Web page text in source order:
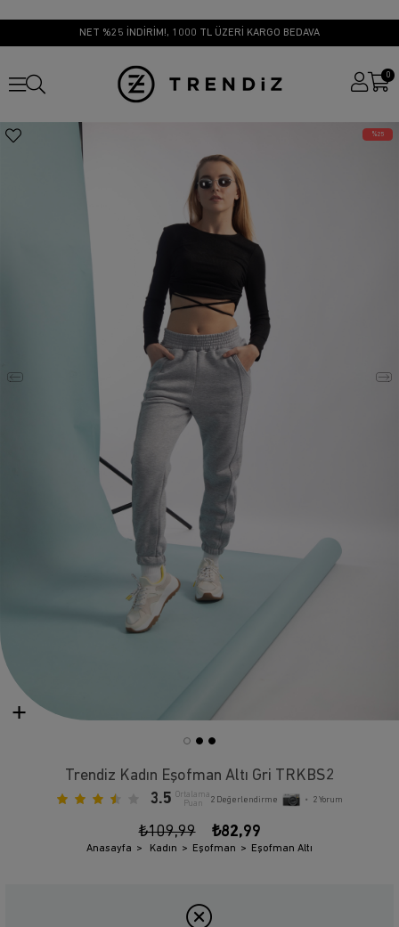
NET %25 İNDİRİM!, 1000 TL ÜZERİ KARGO BEDAVA
0
25
Trendiz Kadın Eşofman Altı Gri TRKBS2
3.5 Ortalama
Puan
2 Değerlendirme • 2Yorum
₺109,99 ₺82,99
Anasayfa Kadın Eşofman Eşofman Altı